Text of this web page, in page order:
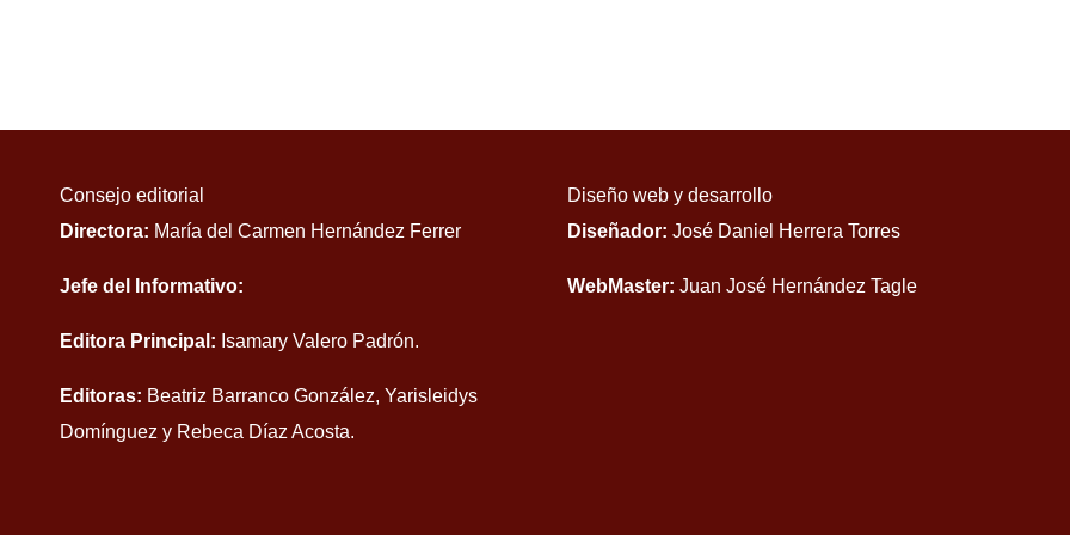
Consejo editorial
Directora: María del Carmen Hernández Ferrer
Jefe del Informativo:
Editora Principal: Isamary Valero Padrón.
Editoras: Beatriz Barranco González, Yarisleidys
Domínguez y Rebeca Díaz Acosta.
Diseño web y desarrollo
Diseñador: José Daniel Herrera Torres
WebMaster: Juan José Hernández Tagle